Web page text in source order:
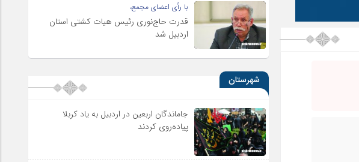
با رأی اعضای مجمع،
قدرت حاج‌نوری رئیس هیات کشتی استان
اردبیل شد
شهرستان
جاماندگان اربعین در اردبیل به یاد کربلا
پیاده‌روی کردند